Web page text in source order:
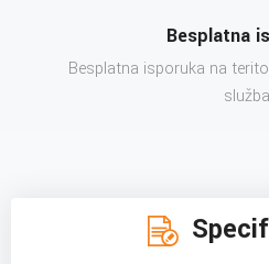
Besplatna
Besplatna isporuka na
služba